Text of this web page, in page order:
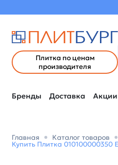
Плитка по ценам
производителя
Бренды Доставка Акции
Главная Каталог товаров
Купить Плитка 010100000350